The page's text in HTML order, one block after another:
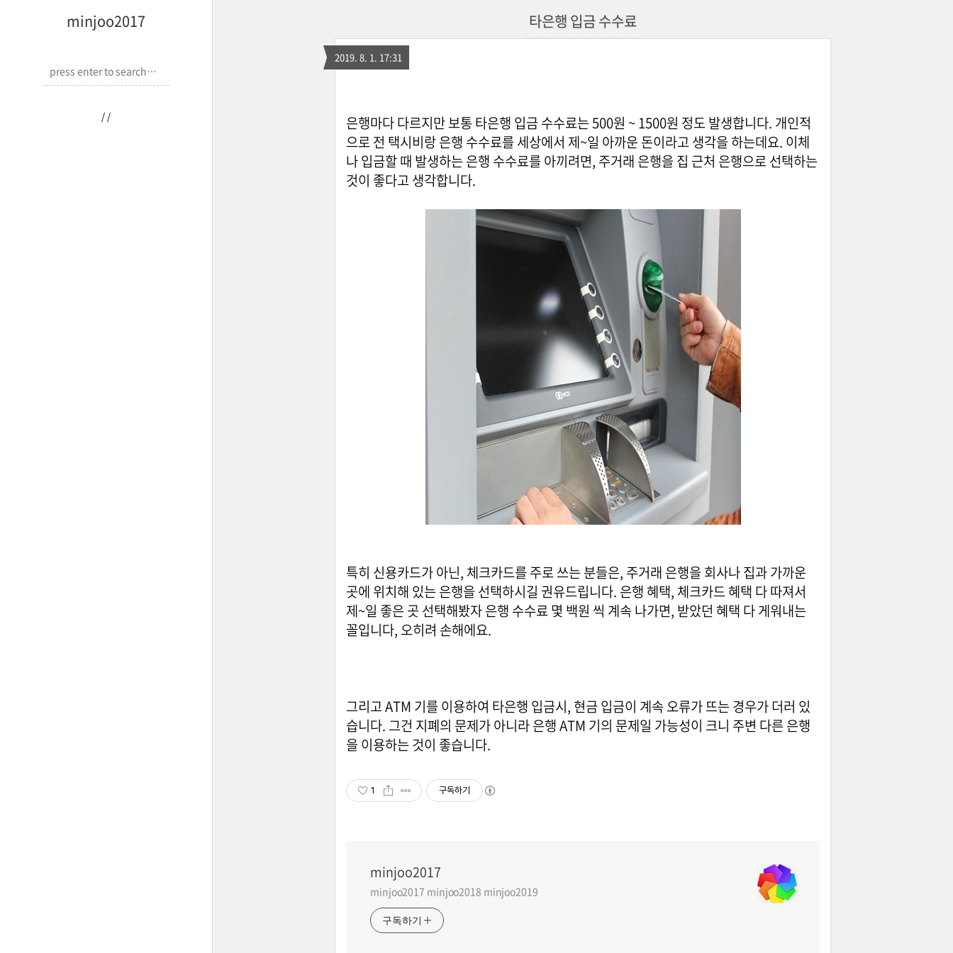
minjoo2017
/ /
타은행 입금 수수료
2019. 8. 1. 17:31
은행마다 다르지만 보통 타은행 입금 수수료는 500원 ~ 1500원 정도 발생합니다. 개인적
으로 전 택시비랑 은행 수수료를 세상에서 제~일 아까운 돈이라고 생각을 하는데요. 이체
나 입금할 때 발생하는 은행 수수료를 아끼려면, 주거래 은행을 집 근처 은행으로 선택하는
것이 좋다고 생각합니다.
특히 신용카드가 아닌, 체크카드를 주로 쓰는 분들은, 주거래 은행을 회사나 집과 가까운
곳에 위치해 있는 은행을 선택하시길 권유드립니다. 은행 혜택, 체크카드 혜택 다 따져서
제~일 좋은 곳 선택해봤자 은행 수수료 몇 백원 씩 계속 나가면, 받았던 혜택 다 게워내는
꼴입니다, 오히려 손해에요.
그리고 ATM 기를 이용하여 타은행 입금시, 현금 입금이 계속 오류가 뜨는 경우가 더러 있
습니다. 그건 지폐의 문제가 아니라 은행 ATM 기의 문제일 가능성이 크니 주변 다른 은행
을 이용하는 것이 좋습니다.
1 구독하기
minjoo2017
minjoo2017 minjoo2018 minjoo2019
구독하기